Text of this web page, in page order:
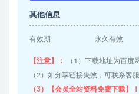
其他信息
有效期 永久有效
【注意】：
（1）下载地址为百度
（2）如分享链接失效，可联系客
（3）【会员全站资料免费下载】！